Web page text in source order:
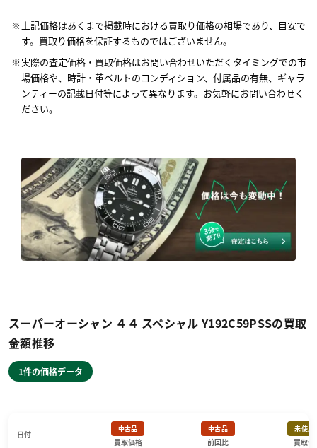
上記価格はあくまで掲載時における買取り価格の相場であり、目安で
す。買取り価格を保証するものではございません。
実際の査定価格・買取価格はお問い合わせいただくタイミングでの市
場価格や、時計・革ベルトのコンディション、付属品の有無、ギャラ
ンティーの記載日付等によって異なります。お気軽にお問い合わせく
ださい。
スーパーオーシャン ４４ スペシャル Y192C59PSSの買取
金額推移
1件の価格データ
日付
中古品
買取価格
中古品
前回比
未使用
買取価